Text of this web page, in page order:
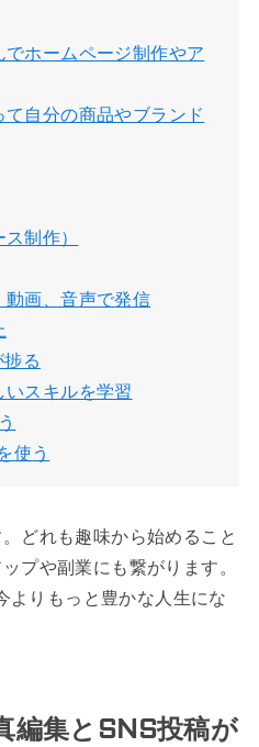
ホームページ制作やア
自分の商品やブランド
制作）
画、音声で発信
る
スキルを学習
使う
どれも趣味から始めること
プや副業にも繋がります。
りもっと豊かな人生にな
編集とSNS投稿が